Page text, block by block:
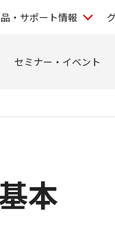
・サポート情報
セミナー・イベント
本